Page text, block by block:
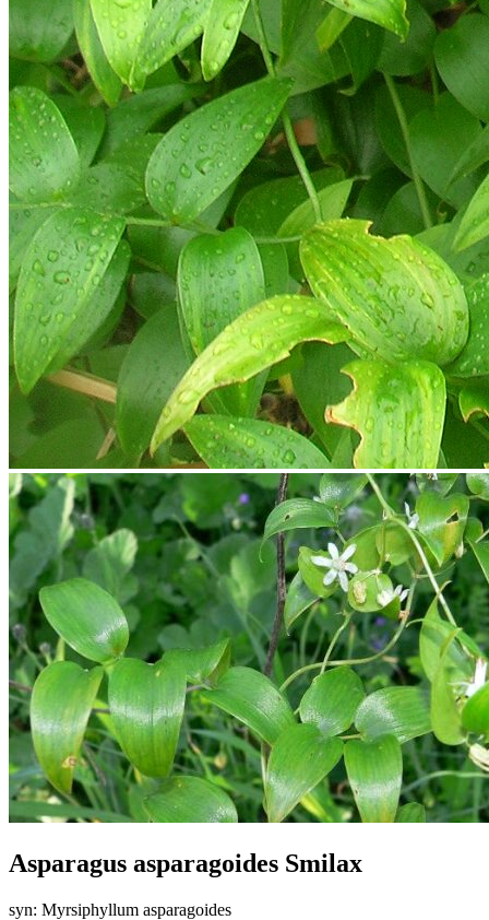
Asparagus asparagoides Smilax
syn: Myrsiphyllum asparagoides